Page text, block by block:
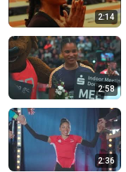
2:14
2:58
2:36